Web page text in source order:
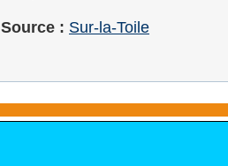
Source : Sur-la-Toile